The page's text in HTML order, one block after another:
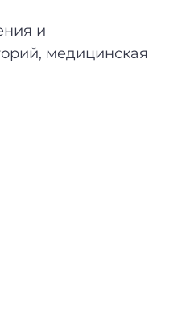
и
медицинская